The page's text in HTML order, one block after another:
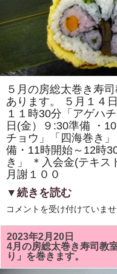
巻
教
室
も
あ
り
ま
す。
は
５月の房総太巻き寿
あります。 ５月１４
１１時30分「アゲハ
日(金）９:30準備 ・
チョウ」「四海巻き
備・11時開始～12時
き」 ＊入会金(テキス
月謝１００
▼続きを読む
５
の
房
総
太
巻
き
コメントを受け付けていま
2023年2月20日
4月の房総太巻き寿司教
り」を巻きます。